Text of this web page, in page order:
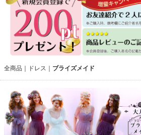
全商品 ドレス ブライズメイド